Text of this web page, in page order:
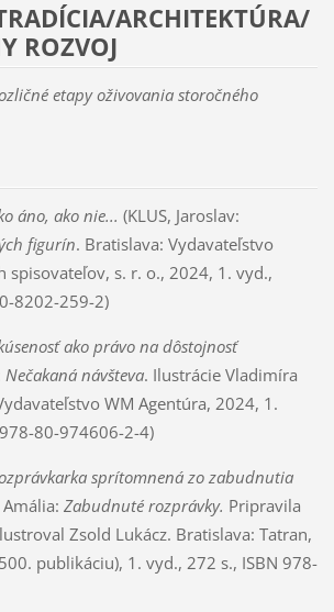
ARCHITEKTÚRA/
ROZVOJ
etapy oživovania storočného
áno, ako nie... (KLUS, Jaroslav:
figurín. Bratislava: Vydavateľstvo
spisovateľov, s. r. o., 2024, 1. vyd.,
8202-259-2)
ako právo na dôstojnosť
Nečakaná návšteva. Ilustrácie Vladimíra
WM Agentúra, 2024, 1.
80-974606-2-4)
sprítomnená zo zabudnutia
Amália: Zabudnuté rozprávky. Pripravila
Zsold Lukácz. Bratislava: Tatran,
publikáciu), 1. vyd., 272 s., ISBN 978-